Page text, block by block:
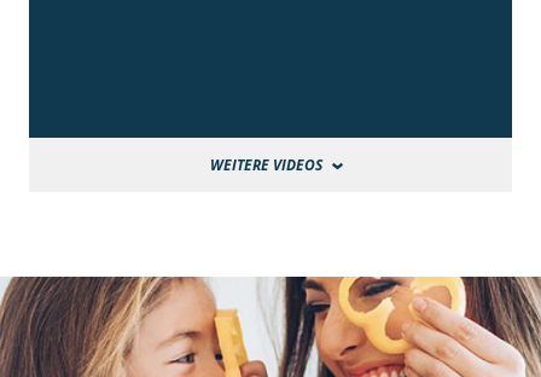
WEITERE VIDEOS